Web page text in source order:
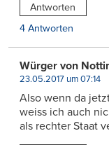
Antworten
4 Antworten
Würger von
23.05.2017 um 07:14
Also wenn da
weiss ich auch
als rechter Staat